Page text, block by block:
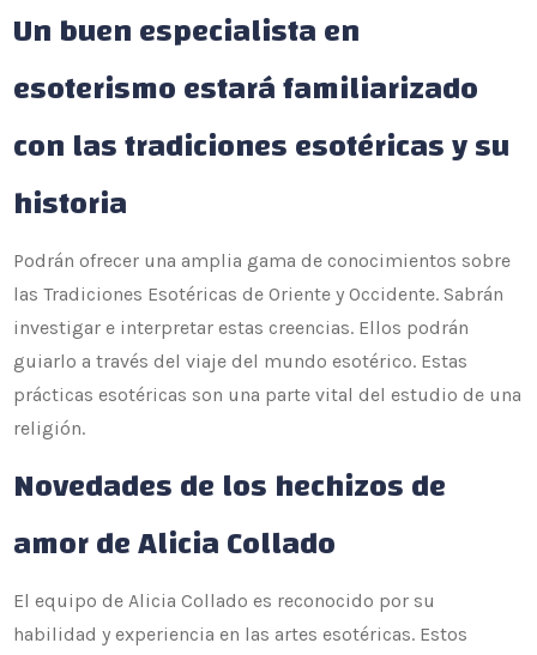
Un buen especialista en
esoterismo estará familiarizado
con las tradiciones esotéricas y su
historia
Podrán ofrecer una amplia gama de conocimientos sobre
las Tradiciones Esotéricas de Oriente y Occidente. Sabrán
investigar e interpretar estas creencias. Ellos podrán
guiarlo a través del viaje del mundo esotérico. Estas
prácticas esotéricas son una parte vital del estudio de una
religión.
Novedades de los hechizos de
amor de Alicia Collado
El equipo de Alicia Collado es reconocido por su
habilidad y experiencia en las artes esotéricas. Estos